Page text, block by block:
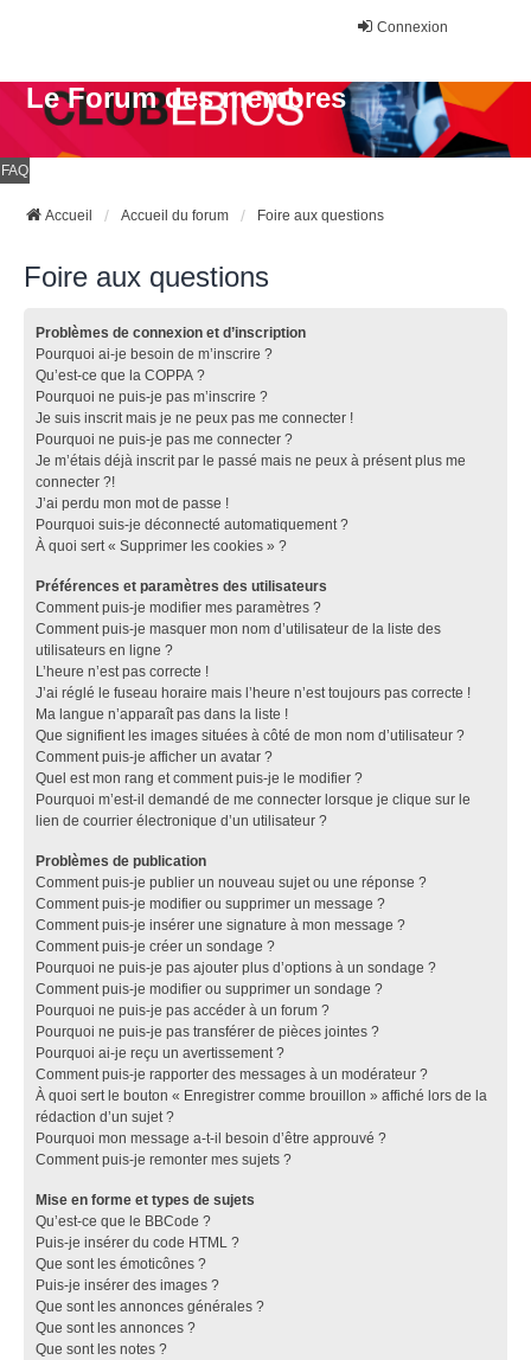
Connexion
Le Forum des membres
FAQ
Accueil Accueil du forum Foire aux questions
Foire aux questions
Problèmes de connexion et d’inscription
Pourquoi ai-je besoin de m’inscrire ?
Qu’est-ce que la COPPA ?
Pourquoi ne puis-je pas m’inscrire ?
Je suis inscrit mais je ne peux pas me connecter !
Pourquoi ne puis-je pas me connecter ?
Je m’étais déjà inscrit par le passé mais ne peux à présent plus me
connecter ?!
J’ai perdu mon mot de passe !
Pourquoi suis-je déconnecté automatiquement ?
À quoi sert « Supprimer les cookies » ?
Préférences et paramètres des utilisateurs
Comment puis-je modifier mes paramètres ?
Comment puis-je masquer mon nom d’utilisateur de la liste des
utilisateurs en ligne ?
L’heure n’est pas correcte !
J’ai réglé le fuseau horaire mais l’heure n’est toujours pas correcte !
Ma langue n’apparaît pas dans la liste !
Que signifient les images situées à côté de mon nom d’utilisateur ?
Comment puis-je afficher un avatar ?
Quel est mon rang et comment puis-je le modifier ?
Pourquoi m’est-il demandé de me connecter lorsque je clique sur le
lien de courrier électronique d’un utilisateur ?
Problèmes de publication
Comment puis-je publier un nouveau sujet ou une réponse ?
Comment puis-je modifier ou supprimer un message ?
Comment puis-je insérer une signature à mon message ?
Comment puis-je créer un sondage ?
Pourquoi ne puis-je pas ajouter plus d’options à un sondage ?
Comment puis-je modifier ou supprimer un sondage ?
Pourquoi ne puis-je pas accéder à un forum ?
Pourquoi ne puis-je pas transférer de pièces jointes ?
Pourquoi ai-je reçu un avertissement ?
Comment puis-je rapporter des messages à un modérateur ?
À quoi sert le bouton « Enregistrer comme brouillon » affiché lors de la
rédaction d’un sujet ?
Pourquoi mon message a-t-il besoin d’être approuvé ?
Comment puis-je remonter mes sujets ?
Mise en forme et types de sujets
Qu’est-ce que le BBCode ?
Puis-je insérer du code HTML ?
Que sont les émoticônes ?
Puis-je insérer des images ?
Que sont les annonces générales ?
Que sont les annonces ?
Que sont les notes ?